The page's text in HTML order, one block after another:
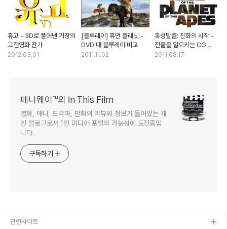
휴고 - 3D로 풀어낸 거장의
고전영화 찬가
2012.03.01
[블루레이] 휴먼 플래닛 -
DVD 대 블루레이 비교
2011.11.02
혹성탈출: 진화의 시작 -
전율을 일으키는 CG
캐릭터의 내면연기
2011.08.17
페니웨이™의 In This Film
영화, 애니, 드라마, 만화의 리뷰와 정보가 들어있는 개
인 블로그로서 1인 미디어 포털의 가능성에 도전중입
니다.
구독하기
관련사이트